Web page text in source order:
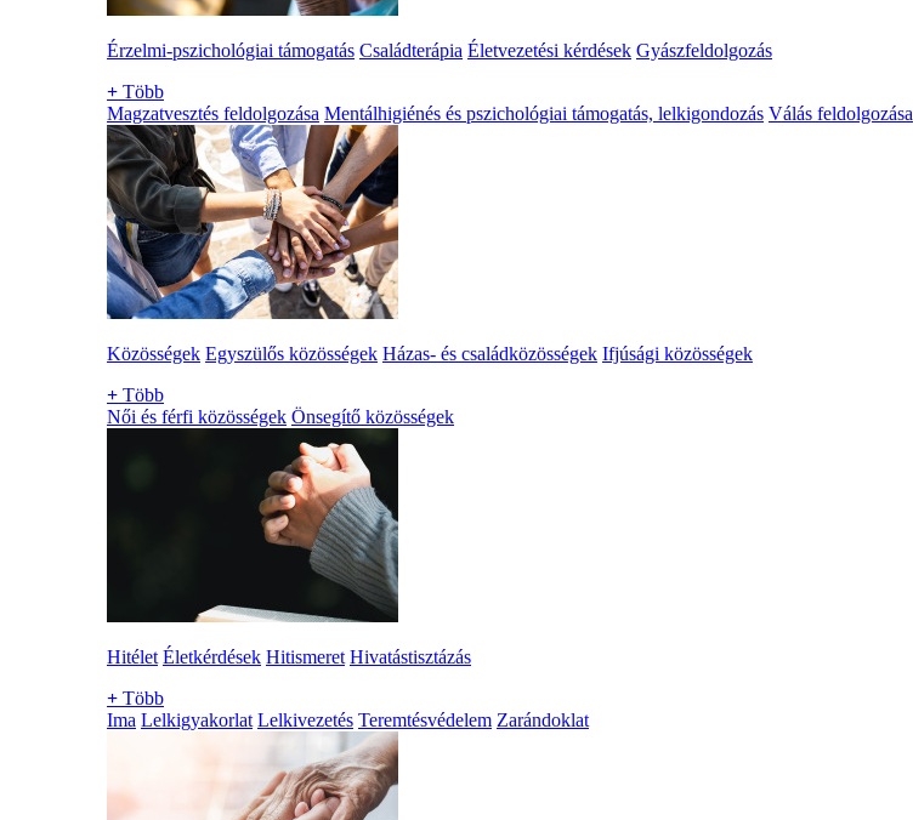
Érzelmi-pszichológiai támogatás Családterápia Életvezetési kérdések Gyászfeldolgozás
+ Több
Magzatvesztés feldolgozása Mentálhigiénés és pszichológiai támogatás, lelkigondozás Válás feldolgozása
Közösségek Egyszülős közösségek Házas- és családközösségek Ifjúsági közösségek
+ Több
Női és férfi közösségek Önsegítő közösségek
Hitélet Életkérdések Hitismeret Hivatástisztázás
+ Több
Ima Lelkigyakorlat Lelkivezetés Teremtésvédelem Zarándoklat